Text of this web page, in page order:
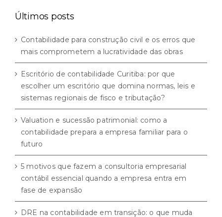
Últimos posts
Contabilidade para construção civil e os erros que
mais comprometem a lucratividade das obras
Escritório de contabilidade Curitiba: por que
escolher um escritório que domina normas, leis e
sistemas regionais de fisco e tributação?
Valuation e sucessão patrimonial: como a
contabilidade prepara a empresa familiar para o
futuro
5 motivos que fazem a consultoria empresarial
contábil essencial quando a empresa entra em
fase de expansão
DRE na contabilidade em transição: o que muda